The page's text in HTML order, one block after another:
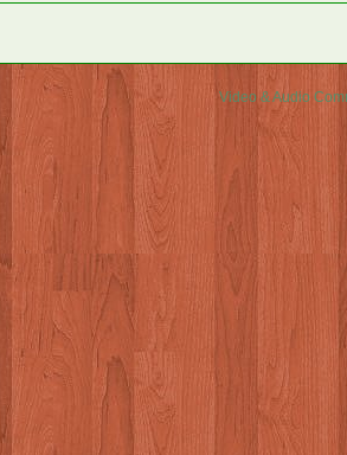
Video & Audio